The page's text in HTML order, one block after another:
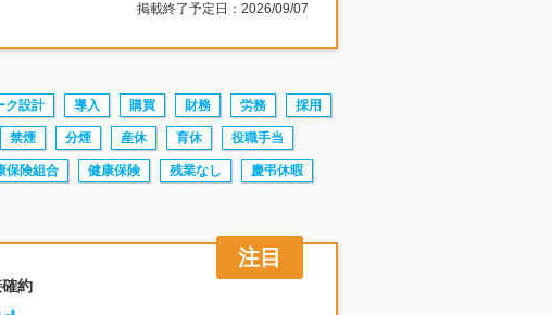
掲載終了予定日：2026/09/07
ク設計 導入 購買 財務 労務 採用
禁煙 分煙 産休 育休 役職手当
保険組合 健康保険 残業なし 慶弔休暇
約